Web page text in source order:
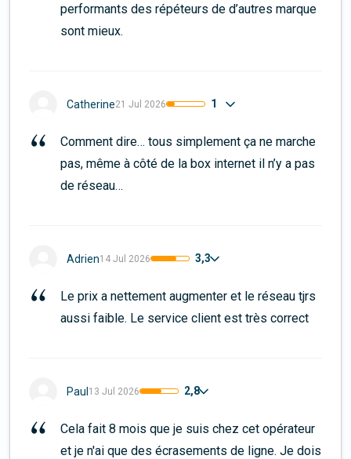
performants des répéteurs de d’autres marque
sont mieux.
Catherine21 Jul 2026 1
Comment dire… tous simplement ça ne marche
pas, même à côté de la box internet il n’y a pas
de réseau…
Adrien14 Jul 2026 3,3
Le prix a nettement augmenter et le réseau tjrs
aussi faible. Le service client est très correct
Paul 13 Jul 2026 2,8
Cela fait 8 mois que je suis chez cet opérateur
et je n'ai que des écrasements de ligne. Je dois